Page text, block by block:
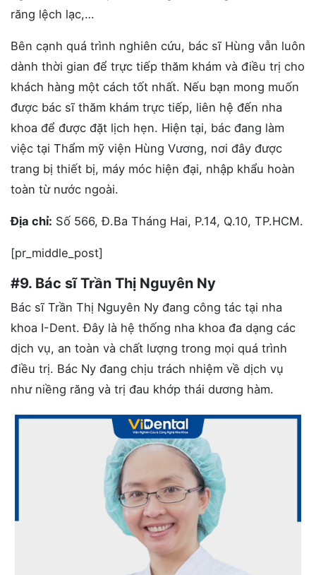
răng lệch lạc,…
Bên cạnh quá trình nghiên cứu, bác sĩ Hùng vẫn luôn
dành thời gian để trực tiếp thăm khám và điều trị cho
khách hàng một cách tốt nhất. Nếu bạn mong muốn
được bác sĩ thăm khám trực tiếp, liên hệ đến nha
khoa để được đặt lịch hẹn. Hiện tại, bác đang làm
việc tại Thẩm mỹ viện Hùng Vương, nơi đây được
trang bị thiết bị, máy móc hiện đại, nhập khẩu hoàn
toàn từ nước ngoài.
Địa chỉ: Số 566, Đ.Ba Tháng Hai, P.14, Q.10, TP.HCM.
[pr_middle_post]
#9. Bác sĩ Trần Thị Nguyên Ny
Bác sĩ Trần Thị Nguyên Ny đang công tác tại nha
khoa I-Dent. Đây là hệ thống nha khoa đa dạng các
dịch vụ, an toàn và chất lượng trong mọi quá trình
điều trị. Bác Ny đang chịu trách nhiệm về dịch vụ
như niềng răng và trị đau khớp thái dương hàm.